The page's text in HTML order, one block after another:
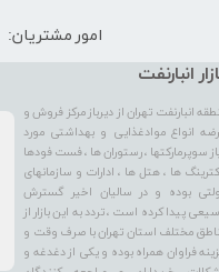
انبارنفت
انبارنفت تهران از دیرباز مرکز فروش و
انواع موادغذایی و بهداشتی مورد
سوپرمارکتها ، رستوران ها ، فست فودها
ها ، هتل ها ، ادارات و سازمانهای
بوده و در سالیان اخیر گسترش
پیدا کرده است ، تردد به این بازار از
مختلف استان تهران با صرف وقت و
فراوان همراه بوده و یکی از دغدغه و
امور مشتریان: